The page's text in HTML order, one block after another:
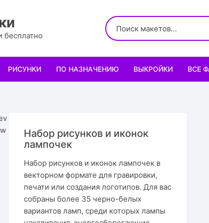
бесплатно
РИСУНКИ
Орнаменты
Леттеринги
Рисованные рамки
Мандала
ПО НАЗНАЧЕНИЮ
Для праздника
Для животных и птиц
Подставки
Украшение и интерьер
ВЫКРОЙКИ
Выкройки головных
Выкройки обуви
ВСЕ
Набор рисунков и иконок
лампочек
Набор рисунков и иконок лампочек в
векторном формате для гравировки,
печати или создания логотипов. Для вас
собраны более 35 черно-белых
вариантов ламп, среди которых лампы